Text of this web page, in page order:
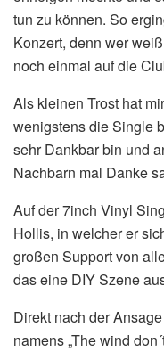
tun zu können. So
Konzert, denn wer
noch einmal auf die
Als kleinen Trost hat
wenigstens die Single
sehr Dankbar bin und
Nachbarn mal Danke
Auf der 7inch Vinyl
Hollis, in welcher er
großen Support von
das eine DIY Szene
Direkt nach der
namens „The wind